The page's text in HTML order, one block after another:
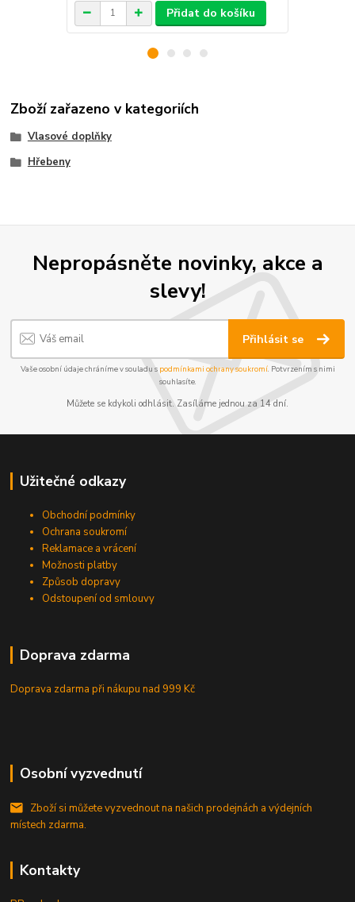
Přidat do košíku
Zboží zařazeno v kategoriích
Vlasové doplňky
Hřebeny
Nepropásněte novinky, akce a
slevy!
Přihlásit se
Vaše osobní údaje chráníme v souladu s podmínkami ochrany soukromí. Potvrzením s nimi
souhlasíte.
Můžete se kdykoli odhlásit. Zasíláme jednou za 14 dní.
Užitečné odkazy
Obchodní podmínky
Ochrana soukromí
Reklamace a vrácení
Možnosti platby
Způsob dopravy
Odstoupení od smlouvy
Doprava zdarma
Doprava zdarma při nákupunad 999 Kč
Osobní vyzvednutí
Zboží si můžete vyzvednout na našich prodejnách a výdejních
místech zdarma.
Kontakty